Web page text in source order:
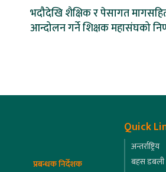
भदौदेखि शैक्षिक र पेसागत
आन्दोलन गर्ने शिक्षक महासंघको
प्रबन्धक निर्देशक
Quick
अन्तर्राष्ट्रिय
बहस डबली